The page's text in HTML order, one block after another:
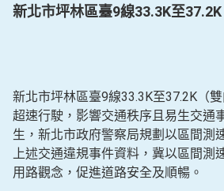
新北市坪林區臺9線33.3K至
新北市坪林區臺9線33.3K至37.2K（
超速行駛，影響交通秩序且易生交通
生，新北市政府警察局規劃以區間測
上述交通違規事件資料，冀以區間測
用路觀念，促進道路安全及順暢。